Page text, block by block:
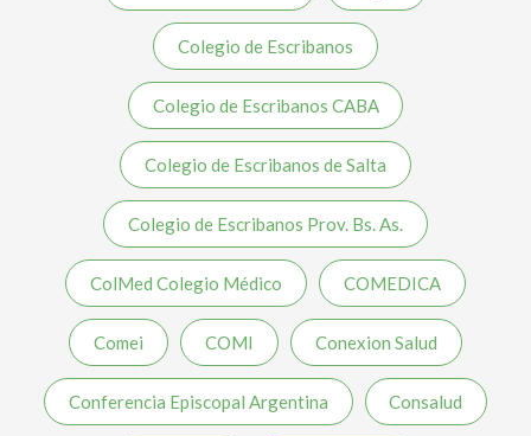
Colegio de Escribanos
Colegio de Escribanos CABA
Colegio de Escribanos de Salta
Colegio de Escribanos Prov. Bs. As.
ColMed Colegio Médico COMEDICA
Comei COMI Conexion Salud
Conferencia Episcopal Argentina Consalud